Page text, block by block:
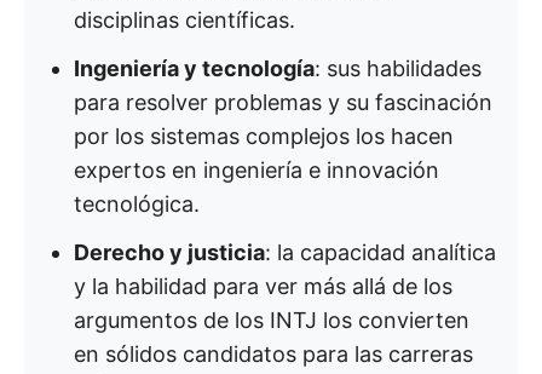
disciplinas científicas.
Ingeniería y tecnología: sus habilidades
para resolver problemas y su fascinación
por los sistemas complejos los hacen
expertos en ingeniería e innovación
tecnológica.
Derecho y justicia: la capacidad analítica
y la habilidad para ver más allá de los
argumentos de los INTJ los convierten
en sólidos candidatos para las carreras